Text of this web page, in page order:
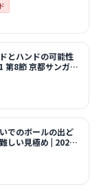
とハンドの可能性
第8節 京都サンガ
でのボールの出ど
しい見極め | 2026
リーグラウンド
フロンターレ